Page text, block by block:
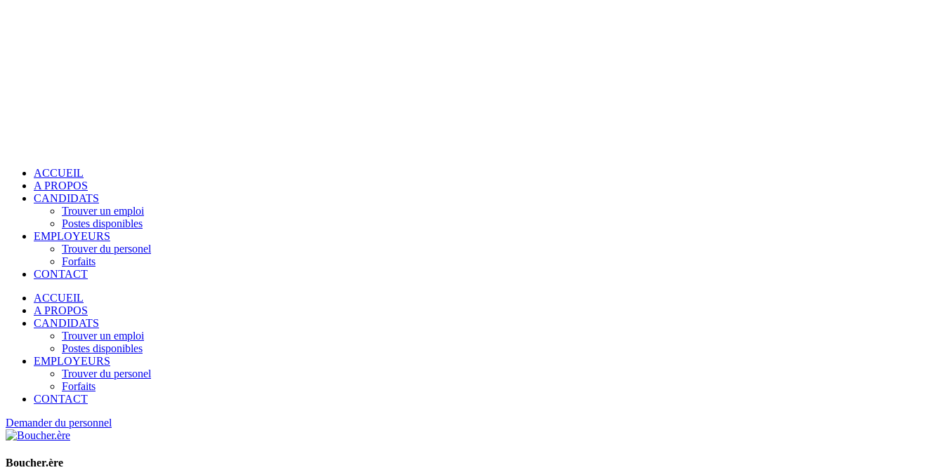
ACCUEIL
A PROPOS
CANDIDATS
Trouver un emploi
Postes disponibles
EMPLOYEURS
Trouver du personel
Forfaits
CONTACT
ACCUEIL
A PROPOS
CANDIDATS
Trouver un emploi
Postes disponibles
EMPLOYEURS
Trouver du personel
Forfaits
CONTACT
Demander du personnel
Boucher.ère